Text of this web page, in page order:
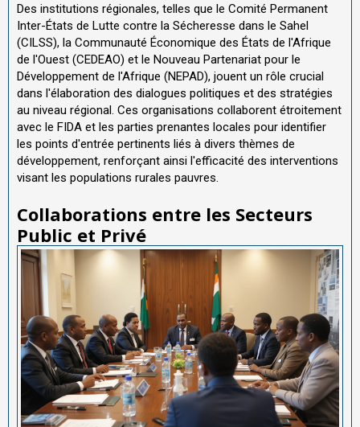
Des institutions régionales, telles que le Comité Permanent
Inter-États de Lutte contre la Sécheresse dans le Sahel
(CILSS), la Communauté Économique des États de l'Afrique
de l'Ouest (CEDEAO) et le Nouveau Partenariat pour le
Développement de l'Afrique (NEPAD), jouent un rôle crucial
dans l'élaboration des dialogues politiques et des stratégies
au niveau régional. Ces organisations collaborent étroitement
avec le FIDA et les parties prenantes locales pour identifier
les points d'entrée pertinents liés à divers thèmes de
développement, renforçant ainsi l'efficacité des interventions
visant les populations rurales pauvres.
Collaborations entre les Secteurs
Public et Privé